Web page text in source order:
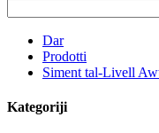
Dar
Prodotti
Siment tal-Livell
Kategoriji